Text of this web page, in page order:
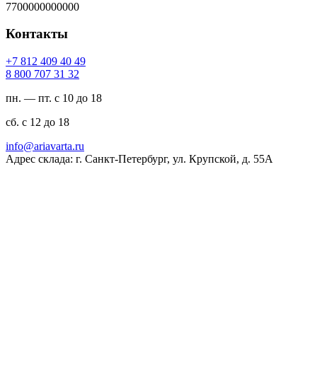
7700000000000
Контакты
94 04 904 218 7+
23 13 707 008 8
пн. — пт. с 10 до 18
сб. с 12 до 18
ur.atravaira@ofni
Адрес склада: г. Санкт-Петербург, ул. Крупской, д. 55А